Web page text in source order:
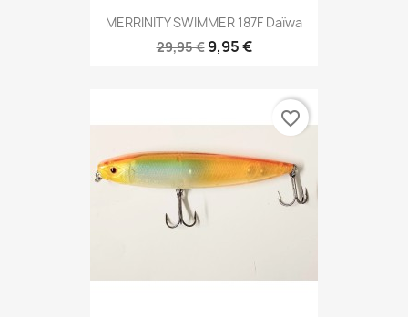
MERRINITY SWIMMER 187F Daïwa
29,95 € 9,95 €
favorite_border